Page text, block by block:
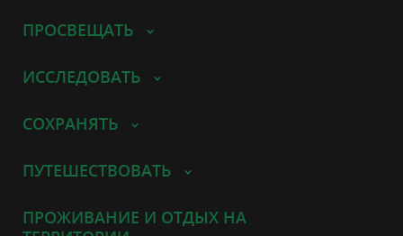
ПРОСВЕЩАТЬ
ИССЛЕДОВАТЬ
СОХРАНЯТЬ
ПУТЕШЕСТВОВАТЬ
ПРОЖИВАНИЕ И ОТДЫХ НА